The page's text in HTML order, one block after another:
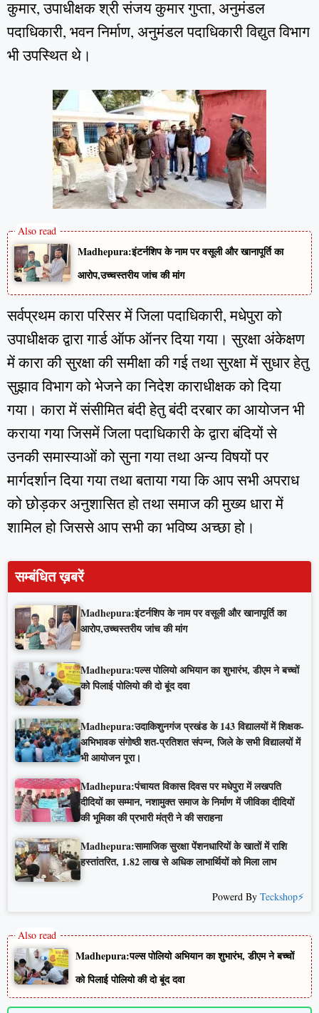
कुमार, उपाधीक्षक श्री संजय कुमार गुप्ता, अनुमंडल
पदाधिकारी, भवन निर्माण, अनुमंडल पदाधिकारी विद्युत विभाग
भी उपस्थित थे।
Madhepura:इंटर्नशिप के नाम पर वसूली और खानापूर्ति का
आरोप,उच्चस्तरीय जांच की मांग
सर्वप्रथम कारा परिसर में जिला पदाधिकारी, मधेपुरा को
उपाधीक्षक द्वारा गार्ड ऑफ ऑनर दिया गया। सुरक्षा अंकेक्षण
में कारा की सुरक्षा की समीक्षा की गई तथा सुरक्षा में सुधार हेतु
सुझाव विभाग को भेजने का निदेश काराधीक्षक को दिया
गया। कारा में संसीमित बंदी हेतु बंदी दरबार का आयोजन भी
कराया गया जिसमें जिला पदाधिकारी के द्वारा बंदियों से
उनकी समास्याओं को सुना गया तथा अन्य विषयों पर
मार्गदर्शान दिया गया तथा बताया गया कि आप सभी अपराध
को छोड़कर अनुशासित हो तथा समाज की मुख्य धारा में
शामिल हो जिससे आप सभी का भविष्य अच्छा हो।
सम्बंधित ख़बरें
Madhepura:इंटर्नशिप के नाम पर वसूली और खानापूर्ति का
आरोप,उच्चस्तरीय जांच की मांग
Madhepura:पल्स पोलियो अभियान का शुभारंभ, डीएम ने बच्चों
को पिलाई पोलियो की दो बूंद दवा
Madhepura:उदाकिशुनगंज प्रखंड के 143 विद्यालयों में शिक्षक-
अभिभावक संगोष्ठी शत-प्रतिशत संपन्न, जिले के सभी विद्यालयों में
भी आयोजन पूरा।
Madhepura:पंचायत विकास दिवस पर मधेपुरा में लखपति
दीदियों का सम्मान, नशामुक्त समाज के निर्माण में जीविका दीदियों
की भूमिका की प्रभारी मंत्री ने की सराहना
Madhepura:सामाजिक सुरक्षा पेंशनधारियों के खातों में राशि
हस्तांतरित, 1.82 लाख से अधिक लाभार्थियों को मिला लाभ
Powerd By Teckshop⚡
Madhepura:पल्स पोलियो अभियान का शुभारंभ, डीएम ने बच्चों
को पिलाई पोलियो की दो बूंद दवा